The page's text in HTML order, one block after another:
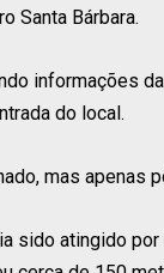
Santa Bárbara.
informações
do local.
mas apenas
sido atingido